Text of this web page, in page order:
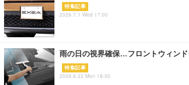
特集記事
2026.7.1 Wed 17:00
雨の日の視界確保…フロントウィンド
特集記事
2026.6.22 Mon 18:30